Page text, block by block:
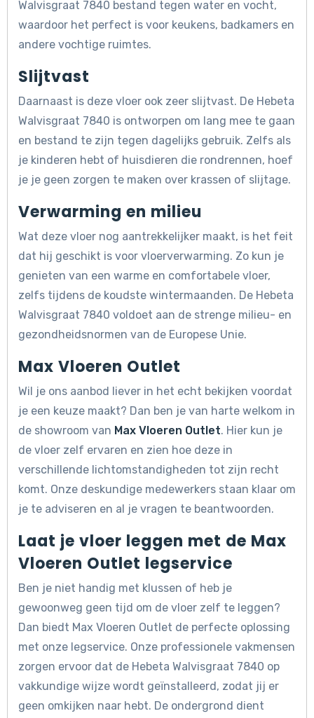
Walvisgraat 7840 bestand tegen water en vocht,
waardoor het perfect is voor keukens, badkamers en
andere vochtige ruimtes.
Slijtvast
Daarnaast is deze vloer ook zeer slijtvast. De Hebeta
Walvisgraat 7840 is ontworpen om lang mee te gaan
en bestand te zijn tegen dagelijks gebruik. Zelfs als
je kinderen hebt of huisdieren die rondrennen, hoef
je je geen zorgen te maken over krassen of slijtage.
Verwarming en milieu
Wat deze vloer nog aantrekkelijker maakt, is het feit
dat hij geschikt is voor vloerverwarming. Zo kun je
genieten van een warme en comfortabele vloer,
zelfs tijdens de koudste wintermaanden. De Hebeta
Walvisgraat 7840 voldoet aan de strenge milieu- en
gezondheidsnormen van de Europese Unie.
Max Vloeren Outlet
Wil je ons aanbod liever in het echt bekijken voordat
je een keuze maakt? Dan ben je van harte welkom in
de showroom van Max Vloeren Outlet. Hier kun je
de vloer zelf ervaren en zien hoe deze in
verschillende lichtomstandigheden tot zijn recht
komt. Onze deskundige medewerkers staan klaar om
je te adviseren en al je vragen te beantwoorden.
Laat je vloer leggen met de Max
Vloeren Outlet legservice
Ben je niet handig met klussen of heb je
gewoonweg geen tijd om de vloer zelf te leggen?
Dan biedt Max Vloeren Outlet de perfecte oplossing
met onze legservice. Onze professionele vakmensen
zorgen ervoor dat de Hebeta Walvisgraat 7840 op
vakkundige wijze wordt geïnstalleerd, zodat jij er
geen omkijken naar hebt. De ondergrond dient